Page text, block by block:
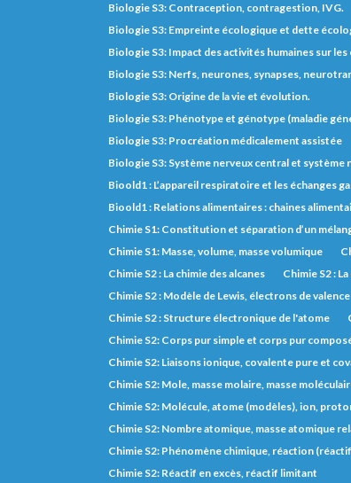
Biologie S3: Contraception, contragestion, IVG.
Biologie S3: Empreinte écologique et dette
Biologie S3: Impact des activités humaines sur
Biologie S3: Nerfs, neurones, synapses,
Biologie S3: Origine de la vie et évolution.
Biologie S3: Phénotype et génotype (maladie
Biologie S3: Procréation médicalement assistée
Biologie S3: Système nerveux central et
Bioold1 : L’appareil respiratoire et les échanges
Bioold1 : Relations alimentaires : chaines
Chimie S1: Constitution et séparation d’un
Chimie S1: Masse, volume, masse volumique
Chimie S2 : La chimie des alcanes
Chimie S2 :
Chimie S2 : Modèle de Lewis, électrons de valence
Chimie S2 : Structure électronique de l'atome
Chimie S2: Corps pur simple et corps pur
Chimie S2: Liaisons ionique, covalente pure et
Chimie S2: Mole, masse molaire, masse
Chimie S2: Molécule, atome (modèles), ion,
Chimie S2: Nombre atomique, masse atomique
Chimie S2: Phénomène chimique, réaction
Chimie S2: Réactif en excès, réactif limitant